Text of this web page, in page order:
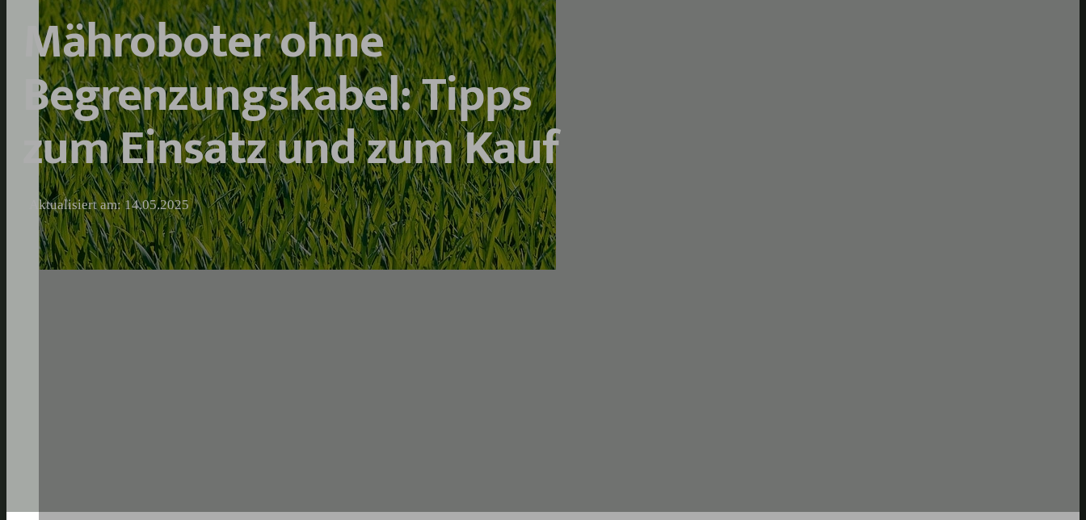
Mähroboter ohne
Begrenzungskabel: Tipps
zum Einsatz und zum Kauf
Aktualisiert am: 14.05.2025